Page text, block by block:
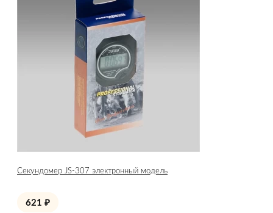
Секундомер JS-307 электронный модель
621 ₽